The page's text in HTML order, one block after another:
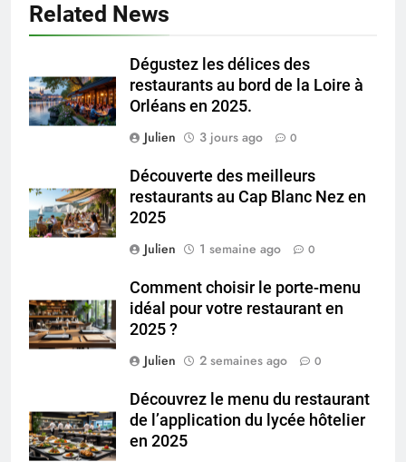
Related News
Dégustez les délices des
restaurants au bord de la Loire à
Orléans en 2025.
Julien
3 jours ago 0
Découverte des meilleurs
restaurants au Cap Blanc Nez en
2025
Julien
1 semaine ago 0
Comment choisir le porte-menu
idéal pour votre restaurant en
2025 ?
Julien
2 semaines ago 0
Découvrez le menu du restaurant
de l’application du lycée hôtelier
en 2025